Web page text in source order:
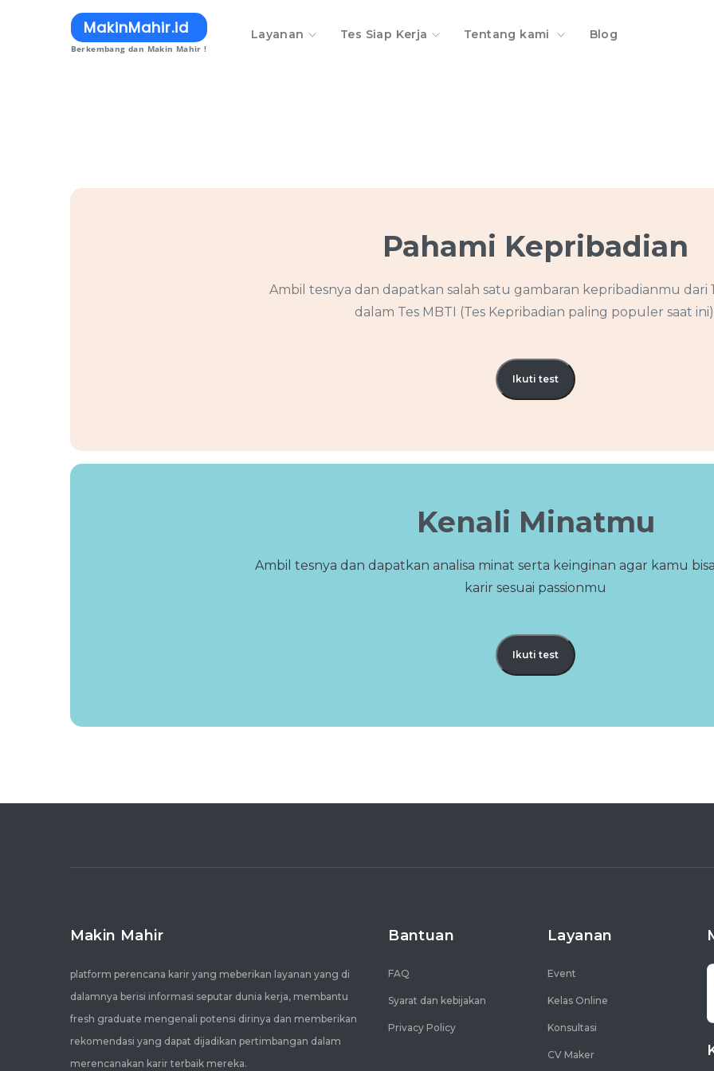
MakinMahir.id
Berkembang dan Makin Mahir !
Layanan Tes Siap Kerja Tentang kami Blog
Pahami Kepribadian
Ambil tesnya dan dapatkan salah satu gambaran kepribadianmu dari
dalam Tes MBTI (Tes Kepribadian paling populer saat
Ikuti test
Kenali Minatmu
Ambil tesnya dan dapatkan analisa minat serta keinginan agar kamu
karir sesuai passionmu
Ikuti test
Makin Mahir
platform perencana karir yang meberikan layanan yang di
dalamnya berisi informasi seputar dunia kerja, membantu
fresh graduate mengenali potensi dirinya dan memberikan
rekomendasi yang dapat dijadikan pertimbangan dalam
merencanakan karir terbaik mereka.
Bantuan
FAQ
Syarat dan kebijakan
Privacy Policy
Layanan
Event
Kelas Online
Konsultasi
CV Maker